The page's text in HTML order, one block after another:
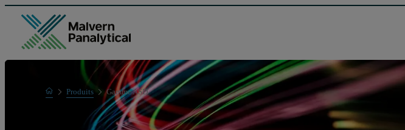
HomeProduits
Gamme de produits
Gamme ASD